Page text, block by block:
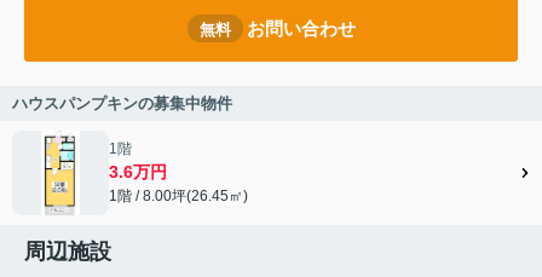
無料 お問い合わせ
ハウスパンプキンの募集中物件
1階
3.6万円
1階 / 8.00坪(26.45㎡)
周辺施設